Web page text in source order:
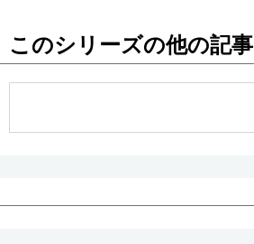
このシリーズの他の記事